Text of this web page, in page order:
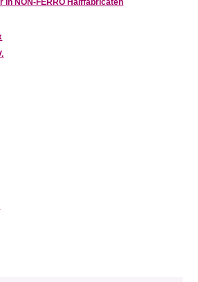
in NON-FERRO Halffabricaten